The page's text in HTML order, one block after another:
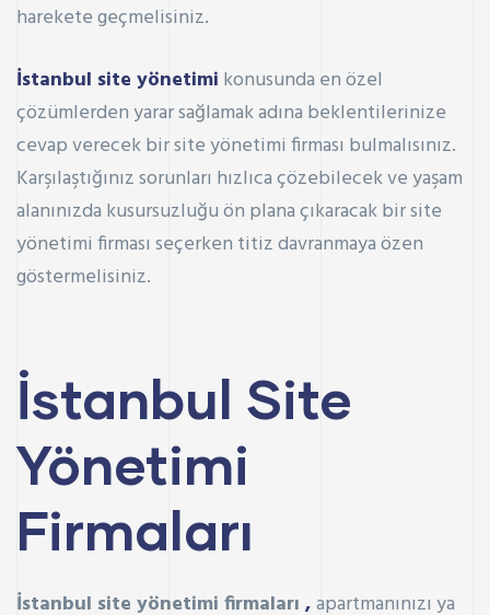
harekete geçmelisiniz.
İstanbul site yönetimi konusunda en özel
çözümlerden yarar sağlamak adına beklentilerinize
cevap verecek bir site yönetimi firması bulmalısınız.
Karşılaştığınız sorunları hızlıca çözebilecek ve yaşam
alanınızda kusursuzluğu ön plana çıkaracak bir site
yönetimi firması seçerken titiz davranmaya özen
göstermelisiniz.
İstanbul Site
Yönetimi
Firmaları
İstanbul site yönetimi firmaları ,apartmanınızı ya